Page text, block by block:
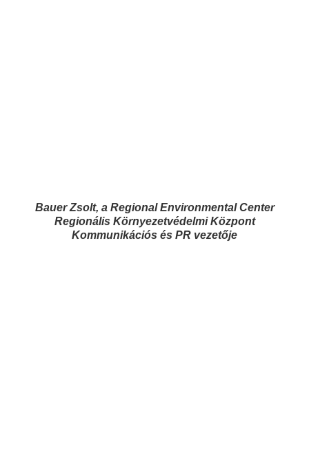
Bauer Zsolt, a Regional Environmental Center
Regionális Környezetvédelmi Központ
Kommunikációs és PR vezetője